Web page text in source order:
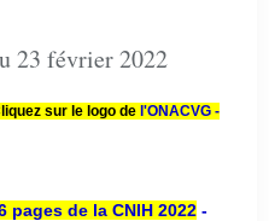
23 février 2022
sur le logo de l'ONACVG -
pages de la CNIH 2022 -